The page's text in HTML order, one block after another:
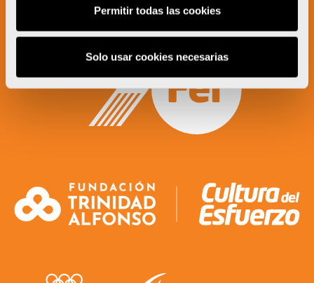
Permitir todas las cookies
Solo usar cookies necesarias